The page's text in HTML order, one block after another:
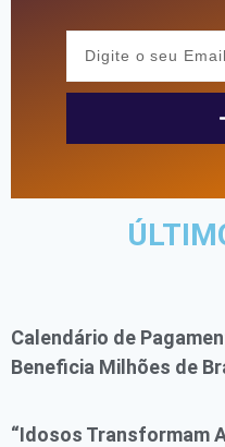
Calendário de
Beneficia Milhões de
“Idosos Transformam